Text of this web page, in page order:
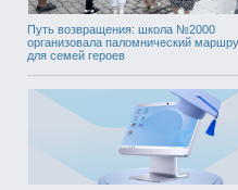
Путь возвращения: школа №2000
организовала паломнический
для семей героев